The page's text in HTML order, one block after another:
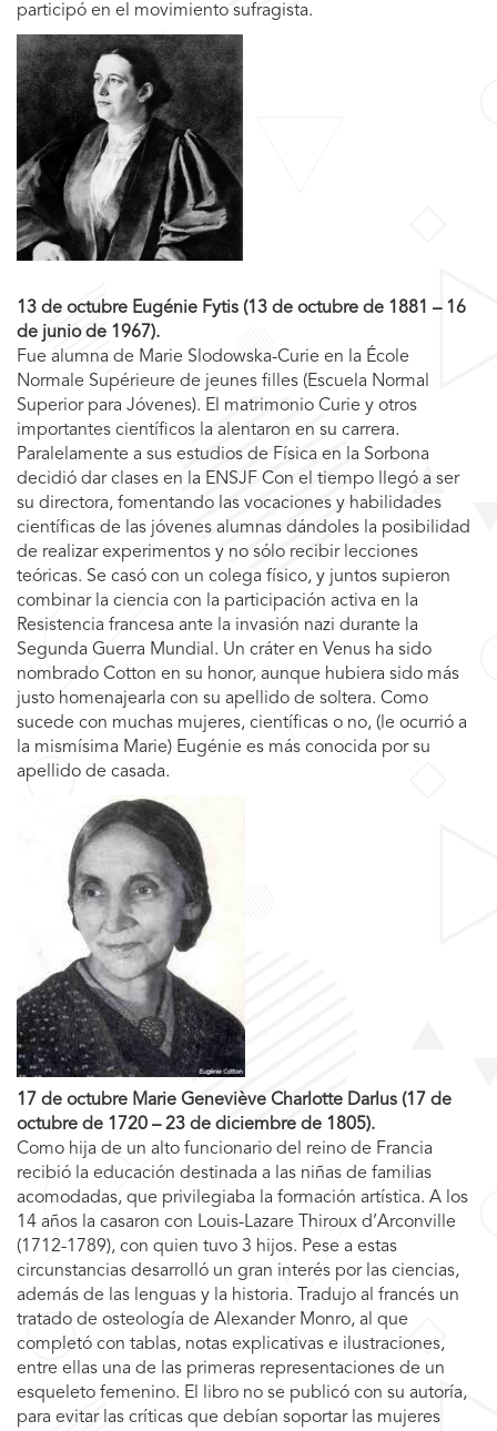
participó en el movimiento sufragista.
13 de octubre Eugénie Fytis (13 de octubre de 1881 – 16
de junio de 1967).
Fue alumna de Marie Slodowska-Curie en la École
Normale Supérieure de jeunes filles (Escuela Normal
Superior para Jóvenes). El matrimonio Curie y otros
importantes científicos la alentaron en su carrera.
Paralelamente a sus estudios de Física en la Sorbona
decidió dar clases en la ENSJF Con el tiempo llegó a ser
su directora, fomentando las vocaciones y habilidades
científicas de las jóvenes alumnas dándoles la posibilidad
de realizar experimentos y no sólo recibir lecciones
teóricas. Se casó con un colega físico, y juntos supieron
combinar la ciencia con la participación activa en la
Resistencia francesa ante la invasión nazi durante la
Segunda Guerra Mundial. Un cráter en Venus ha sido
nombrado Cotton en su honor, aunque hubiera sido más
justo homenajearla con su apellido de soltera. Como
sucede con muchas mujeres, científicas o no, (le ocurrió a
la mismísima Marie) Eugénie es más conocida por su
apellido de casada.
17 de octubre Marie Geneviève Charlotte Darlus (17 de
octubre de 1720 – 23 de diciembre de 1805).
Como hija de un alto funcionario del reino de Francia
recibió la educación destinada a las niñas de familias
acomodadas, que privilegiaba la formación artística. A los
14 años la casaron con Louis-Lazare Thiroux d’Arconville
(1712-1789), con quien tuvo 3 hijos. Pese a estas
circunstancias desarrolló un gran interés por las ciencias,
además de las lenguas y la historia. Tradujo al francés un
tratado de osteología de Alexander Monro, al que
completó con tablas, notas explicativas e ilustraciones,
entre ellas una de las primeras representaciones de un
esqueleto femenino. El libro no se publicó con su autoría,
para evitar las críticas que debían soportar las mujeres